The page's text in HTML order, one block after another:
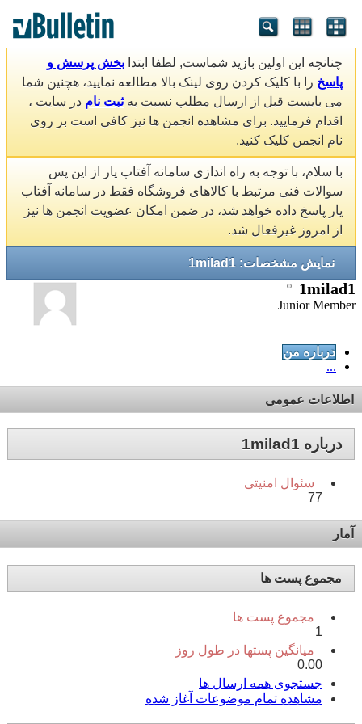
چنانچه این اولین بازید شماست, لطفا ابتدا بخش پرسش و
پاسخ را با کلیک کردن روی لینک بالا مطالعه نمایید، هچنین شما
می بایست قبل از ارسال مطلب نسبت بهثبت نام در سایت ،
اقدام فرمایید. برای مشاهده انجمن ها نیز کافی است بر روی
نام انجمن کلیک کنید.
با سلام، با توجه به راه اندازی سامانه آفتاب یار از این پس
سوالات فنی مرتبط با کالاهای فروشگاه فقط در سامانه آفتاب
یار پاسخ داده خواهد شد، در ضمن امکان عضویت انجمن ها نیز
از امروز غیرفعال شد.
نمایش مشخصات: 1milad1
1milad1
Junior Member
درباره من
...
اطلاعات عمومی
درباره 1milad1
سئوال امنیتی
77
آمار
مجموع پست ها
مجموع پست ها
1
میانگین پستها در طول روز
0.00
جستجوی همه ارسال ها
مشاهده تمام موضوعات آغاز شده